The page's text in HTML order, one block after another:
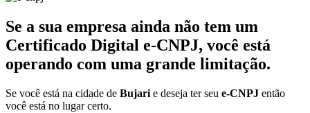
Se a sua empresa ainda não tem um
Certificado Digital e-CNPJ, você está
operando com uma grande limitação.
Se você está na cidade de Bujari e deseja ter seu e-CNPJ então
você está no lugar certo.